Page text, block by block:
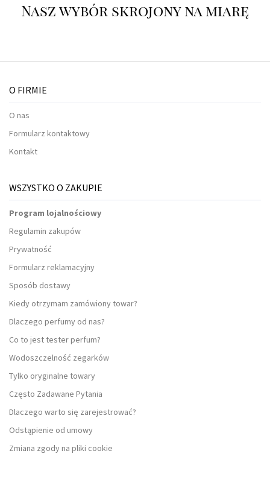
Nasz wybór skrojony na miarę
O FIRMIE
O nas
Formularz kontaktowy
Kontakt
WSZYSTKO O ZAKUPIE
Program lojalnościowy
Regulamin zakupów
Prywatność
Formularz reklamacyjny
Sposób dostawy
Kiedy otrzymam zamówiony towar?
Dlaczego perfumy od nas?
Co to jest tester perfum?
Wodoszczelność zegarków
Tylko oryginalne towary
Często Zadawane Pytania
Dlaczego warto się zarejestrować?
Odstąpienie od umowy
Zmiana zgody na pliki cookie